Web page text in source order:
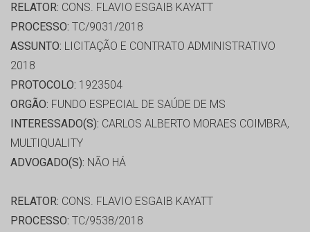
RELATOR: CONS. FLAVIO ESGAIB KAYATT
PROCESSO: TC/9031/2018
ASSUNTO: LICITAÇÃO E CONTRATO ADMINISTRATIVO
2018
PROTOCOLO: 1923504
ORGÃO: FUNDO ESPECIAL DE SAÚDE DE MS
INTERESSADO(S): CARLOS ALBERTO MORAES COIMBRA,
MULTIQUALITY
ADVOGADO(S): NÃO HÁ
RELATOR: CONS. FLAVIO ESGAIB KAYATT
PROCESSO: TC/9538/2018